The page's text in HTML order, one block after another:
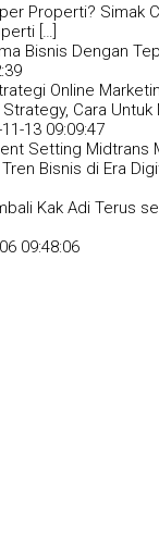
Properti? Simak
[…]
Bisnis Dengan
Online
Cara Untuk
13 09:09:47
Setting Midtrans
Bisnis di Era
Kak Adi Terus
09:48:06